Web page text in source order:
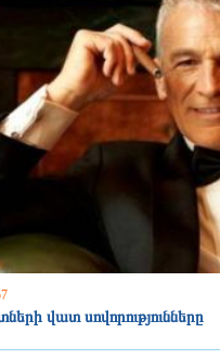
վատ սովորությունները